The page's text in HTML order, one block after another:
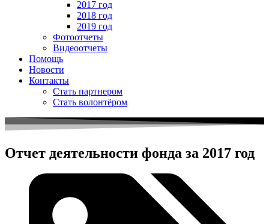
2017 год
2018 год
2019 год
Фотоотчеты
Видеоотчеты
Помощь
Новости
Контакты
Стать партнером
Стать волонтёром
Отчет деятельности фонда за 2017 год